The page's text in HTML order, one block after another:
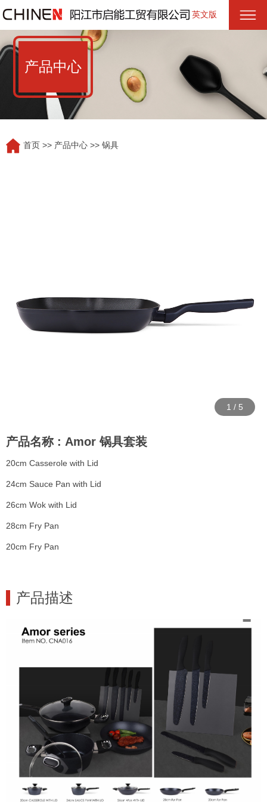
英文版
产品中心
首页 >> 产品中心 >> 锅具
1 / 5
产品名称 : Amor 锅具套装
20cm Casserole with Lid
24cm Sauce Pan with Lid
26cm Wok with Lid
28cm Fry Pan
20cm Fry Pan
产品描述